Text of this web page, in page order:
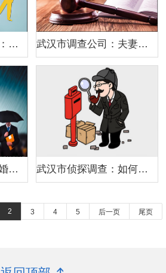
武汉婚外情调查取证：男女婚外情，形成原因，有实质区别 武汉市调查公司：夫妻离婚一方有隐匿财产怎么分
武汉市私人调查：离婚协议理财收益归哪方所有 武汉市侦探调查：如何让任何人见你一面就记住你？
2 3 4 5 后一页 尾页